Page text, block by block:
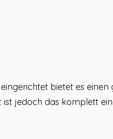
bietet es
jedoch das komplett